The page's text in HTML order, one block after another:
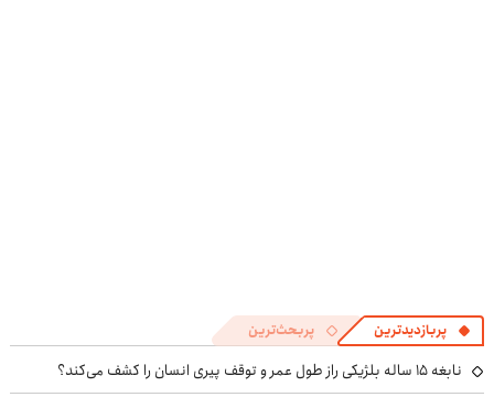
پربازدیدترین پربحث‌ترین
نابغه ۱۵ ساله بلژیکی راز طول عمر و توقف پیری انسان را کشف می‌کند؟